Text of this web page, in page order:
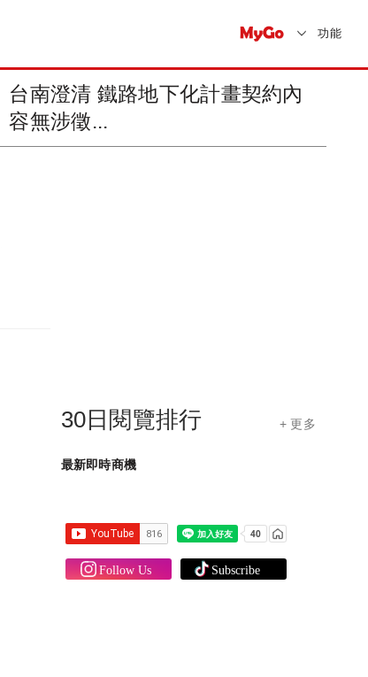
功能
高鐵台南 「沙崙智慧綠能科學
城」3/3...
30日閱覽排行 + 更多
最新即時商機